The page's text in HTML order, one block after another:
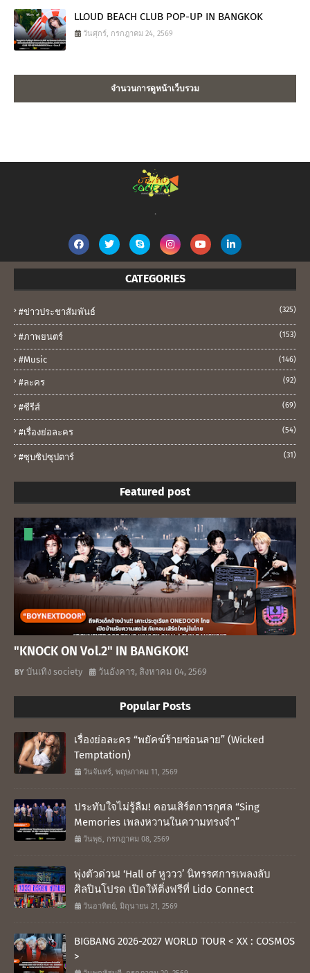
LLOUD BEACH CLUB POP-UP IN BANGKOK
วันศุกร์, กรกฎาคม 24, 2569
จำนวนการดูหน้าเว็บรวม
.
CATEGORIES
#ข่าวประชาสัมพันธ์ (325)
#ภาพยนตร์ (153)
#music (146)
#ละคร (92)
#ซีรีส์ (69)
#เรื่องย่อละคร (54)
#ซุบซิปซุปตาร์ (31)
Featured post
"KNOCK ON Vol.2" IN BANGKOK!
บันเทิง society วันอังคาร, สิงหาคม 04, 2569
Popular Posts
เรื่องย่อละคร “พยัคฆ์ร้ายซ่อนลาย” (Wicked
Temptation)
วันจันทร์, พฤษภาคม 11, 2569
ประทับใจไม่รู้ลืม! คอนเสิร์ตการกุศล “Sing
Memories เพลงหวานในความทรงจำ”
วันพุธ, กรกฎาคม 08, 2569
พุ่งตัวด่วน! ‘Hall of หูววว’ นิทรรศการเพลงลับ
ศิลปินโปรด เปิดให้ติ่งฟรีที่ Lido Connect
วันอาทิตย์, มิถุนายน 21, 2569
BIGBANG 2026-2027 WORLD TOUR < XX : COSMOS
>